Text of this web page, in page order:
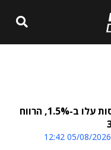
בזק: ההכנסות עלו ב-1.5%, הרווח
05/08/2026 12:42